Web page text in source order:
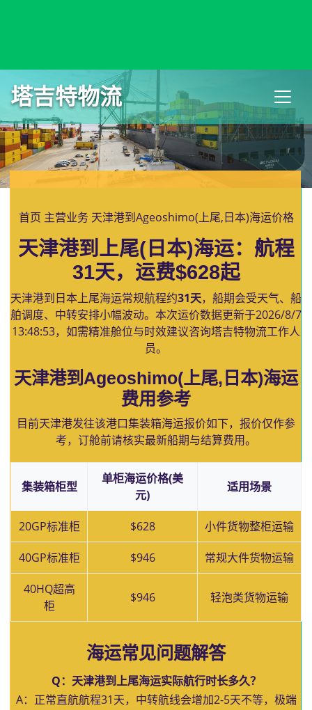
塔吉特物流
首页 主营业务 天津港到Ageoshimo(上尾,日本)海运价格
天津港到上尾(日本)海运：航程
31天，运费$628起
天津港到日本上尾海运常规航程约31天，船期会受天气、船
舶调度、中转安排小幅波动。本次运价数据更新于2026/8/7
13:48:53，如需精准舱位与时效建议咨询塔吉特物流工作人
员。
天津港到Ageoshimo(上尾,日本)海运
费用参考
目前天津港发往该港口集装箱海运报价如下，报价仅作参
考，订舱前请核实最新船期与结算费用。
集装箱柜型
单柜海运价格(美
元)
适用场景
20GP标准柜 $628 小件货物整柜运输
40GP标准柜 $946 常规大件货物运输
40HQ超高
柜
$946 轻泡类货物运输
海运常见问题解答
Q：天津港到上尾海运实际航行时长多久？
A：正常直航航程31天，中转航线会增加2-5天不等，极端